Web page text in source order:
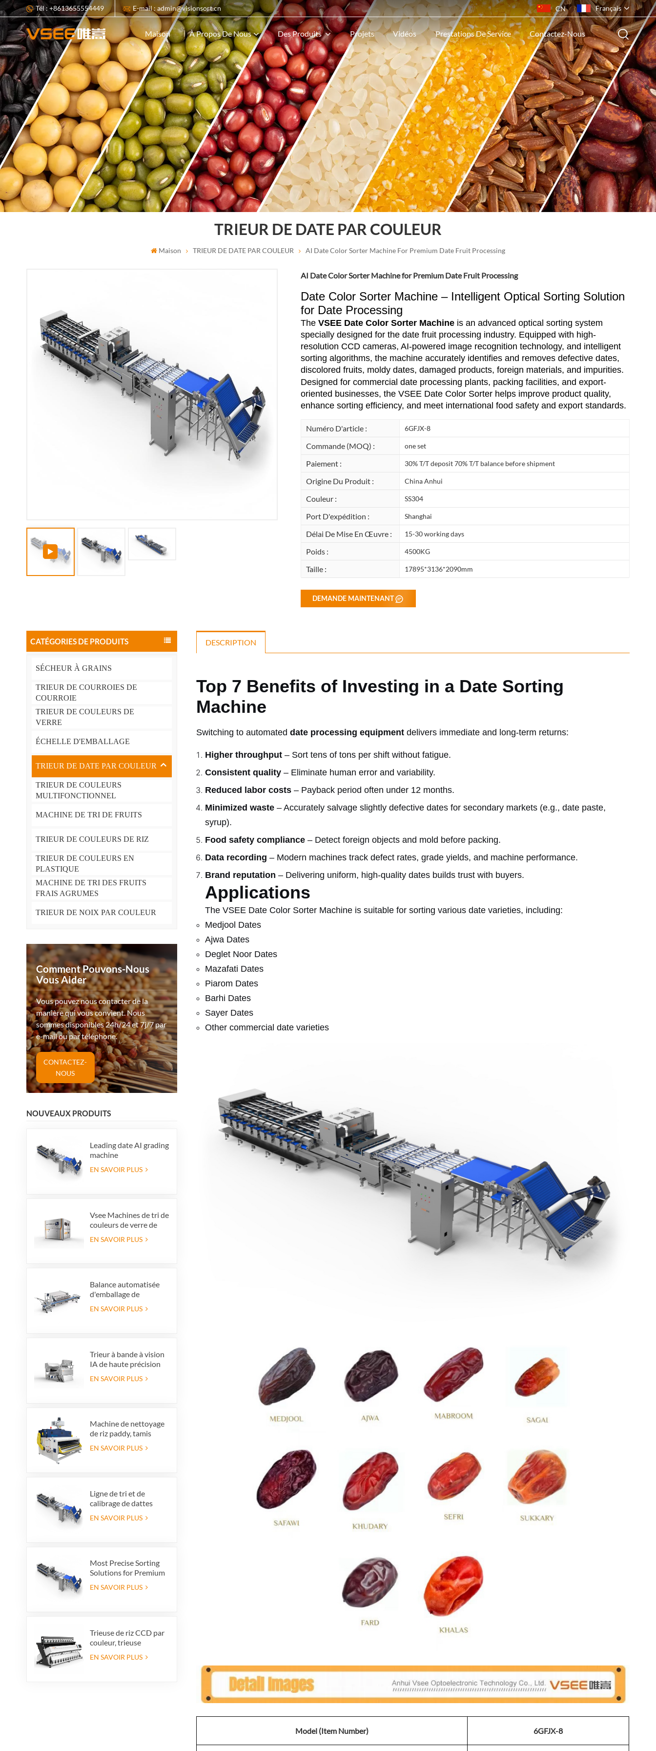
Tél : +8613655554449 E-mail : admin@visionsort.cn CN Français
English
français
русский
español
português
ไทย
Indonesia
Tiếng việt
Maison À Propos De Nous Des Produits Projets Vidéos Prestations De Service Contactez-Nous
TRIEUR DE DATE PAR COULEUR
Maison TRIEUR DE DATE PAR COULEUR AI Date Color Sorter Machine For Premium Date Fruit Processing
AI Date Color Sorter Machine for Premium Date Fruit Processing
Date Color Sorter Machine – Intelligent Optical Sorting Solution
for Date Processing
TheVSEE Date Color Sorter Machine is an advanced optical sorting system
specially designed for the date fruit processing industry. Equipped with high-
resolution CCD cameras, AI-powered image recognition technology, and intelligent
sorting algorithms, the machine accurately identifies and removes defective dates,
discolored fruits, moldy dates, damaged products, foreign materials, and impurities.
Designed for commercial date processing plants, packing facilities, and export-
oriented businesses, the VSEE Date Color Sorter helps improve product quality,
enhance sorting efficiency, and meet international food safety and export standards.
Numéro D'article : 6GFJX-8
Commande (MOQ) : one set
Paiement : 30% T/T deposit 70% T/T balance before shipment
Origine Du Produit : China Anhui
Couleur : SS304
Port D'expédition : Shanghai
Délai De Mise En Œuvre : 15-30 working days
Poids : 4500KG
Taille : 17895*3136*2090mm
DEMANDE MAINTENANT
CATÉGORIES DE PRODUITS
SÉCHEUR À GRAINS
TRIEUR DE COURROIES DE
COURROIE
TRIEUR DE COULEURS DE
VERRE
ÉCHELLE D'EMBALLAGE
TRIEUR DE DATE PAR COULEUR
TRIEUR DE COULEURS
MULTIFONCTIONNEL
MACHINE DE TRI DE FRUITS
TRIEUR DE COULEURS DE RIZ
TRIEUR DE COULEURS EN
PLASTIQUE
MACHINE DE TRI DES FRUITS
FRAIS AGRUMES
TRIEUR DE NOIX PAR COULEUR
Comment Pouvons-Nous
Vous Aider
Vous pouvez nous contacter de la
manière qui vous convient. Nous
sommes disponibles 24h/24 et 7j/7 par
e-mail ou par téléphone.
CONTACTEZ-
NOUS
NOUVEAUX PRODUITS
Leading date AI grading
machine
EN SAVOIR PLUS
Vsee Machines de tri de
couleurs de verre de
couleur de couleur
EN SAVOIR PLUS
Balance automatisée
d'emballage de
de rejet intégré,
d'œuvre
EN SAVOIR PLUS
Trieur à bande à vision
IA de haute précision
EN SAVOIR PLUS
Machine de nettoyage
de riz paddy, tamis
nettoyeur vibrant
EN SAVOIR PLUS
Ligne de tri et de
calibrage de dattes
augmentez la valeur de
EN SAVOIR PLUS
Most Precise Sorting
Solutions for Premium
Grader powered by
EN SAVOIR PLUS
Trieuse de riz CCD par
couleur, trieuse
grains, trieuse de riz par
EN SAVOIR PLUS
DESCRIPTION
Top 7 Benefits of Investing in a Date Sorting
Machine
Switching to automateddate processing equipment delivers immediate and long-term returns:
Higher throughput – Sort tens of tons per shift without fatigue.
Consistent quality – Eliminate human error and variability.
Reduced labor costs – Payback period often under 12 months.
Minimized waste – Accurately salvage slightly defective dates for secondary markets (e.g., date paste,
syrup).
Food safety compliance – Detect foreign objects and mold before packing.
Data recording – Modern machines track defect rates, grade yields, and machine performance.
Brand reputation – Delivering uniform, high-quality dates builds trust with buyers.
Applications
The VSEE Date Color Sorter Machine is suitable for sorting various date varieties, including:
Medjool Dates
Ajwa Dates
Deglet Noor Dates
Mazafati Dates
Piarom Dates
Barhi Dates
Sayer Dates
Other commercial date varieties
Model (Item Number) 6GFJX-8